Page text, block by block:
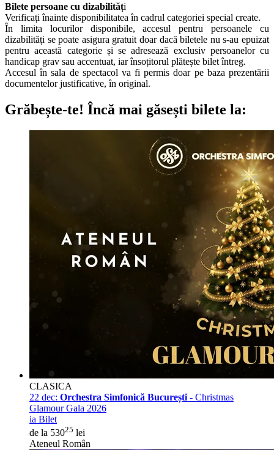
Bilete persoane cu dizabilități
Verificați înainte disponibilitatea în cadrul categoriei special create.
În limita locurilor disponibile, accesul pentru persoanele cu
dizabilități se poate asigura gratuit doar dacă biletele nu s-au epuizat
pentru această categorie și se adresează exclusiv persoanelor cu
handicap grav sau accentuat, iar însoțitorul plătește bilet întreg.
Accesul în sala de spectacol va fi permis doar pe baza prezentării
documentelor justificative, în original.
Grăbește-te! Încă mai găsești bilete la:
CLASICA
22 dec: Orchestra Simfonică București - Christmas
Glamour Gala 2026
ia Bilet
de la 53025 lei
Ateneul Român